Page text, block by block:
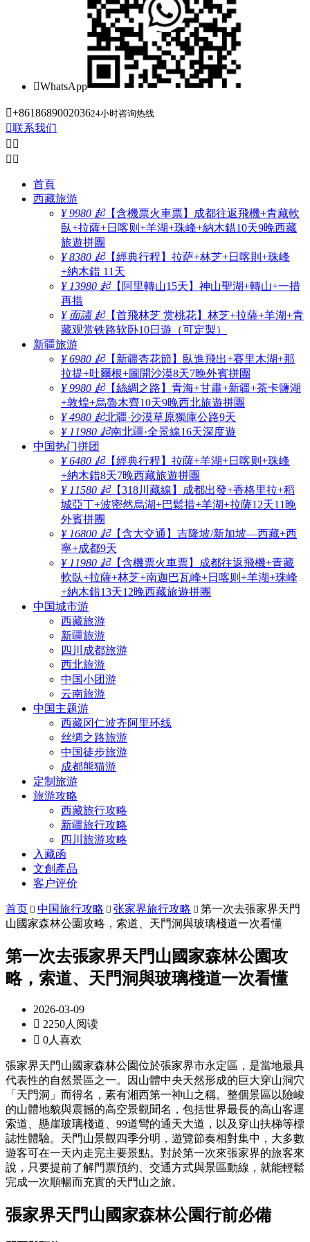
WhatsApp
+861868900203624小时咨询热线
联系我们
 
 
首頁
西藏旅游
¥ 9980 起【含機票火車票】成都往返飛機+青藏軟
臥+拉薩+日喀则+羊湖+珠峰+納木錯10天9晚西藏
旅遊拼團
¥ 8380 起【經典行程】拉萨+林芝+日喀則+珠峰
+納木錯 11天
¥ 13980 起【阿里轉山15天】神山聖湖+轉山+一措
再措
¥ 面議 起【首飛林芝 赏桃花】林芝+拉薩+羊湖+青
藏观赏铁路软卧10日遊（可定製）
新疆旅游
¥ 6980 起【新疆杏花節】臥進飛出+賽里木湖+那
拉提+吐爾根+圖開沙漠8天7晚外賓拼團
¥ 9980 起【絲綢之路】青海+甘肅+新疆+茶卡鹽湖
+敦煌+烏魯木齊10天9晚西北旅遊拼團
¥ 4980 起北疆·沙漠草原獨庫公路9天
¥ 11980 起南北疆·全景線16天深度遊
中国热门拼团
¥ 6480 起【經典行程】拉薩+羊湖+日喀则+珠峰
+納木錯8天7晚西藏旅遊拼團
¥ 11580 起【318川藏線】成都出發+香格里拉+稻
城亞丁+波密然烏湖+巴鬆措+羊湖+拉薩12天11晚
外賓拼團
¥ 16800 起【含大交通】吉隆坡/新加坡—西藏+西
寧+成都9天
¥ 11980 起【含機票火車票】成都往返飛機+青藏
軟臥+拉薩+林芝+南迦巴瓦峰+日喀则+羊湖+珠峰
+納木錯13天12晚西藏旅遊拼團
中国城市游
西藏旅游
新疆旅游
四川成都旅游
西北旅游
中国小团游
云南旅游
中国主题游
西藏冈仁波齐阿里环线
丝绸之路旅游
中国徒步旅游
成都熊猫游
定制旅游
旅游攻略
西藏旅行攻略
新疆旅行攻略
四川旅游攻略
入藏函
文創產品
客户评价
首页  中国旅行攻略  张家界旅行攻略  第一次去張家界天門
山國家森林公園攻略，索道、天門洞與玻璃棧道一次看懂
第一次去張家界天門山國家森林公園攻
略，索道、天門洞與玻璃棧道一次看懂
2026-03-09
 2250人阅读
 0人喜欢
張家界天門山國家森林公園位於張家界市永定區，是當地最具
代表性的自然景區之一。因山體中央天然形成的巨大穿山洞穴
「天門洞」而得名，素有湘西第一神山之稱。整個景區以險峻
的山體地貌與震撼的高空景觀聞名，包括世界最長的高山客運
索道、懸崖玻璃棧道、99道彎的通天大道，以及穿山扶梯等標
誌性體驗。天門山景觀四季分明，遊覽節奏相對集中，大多數
遊客可在一天內走完主要景點。對於第一次來張家界的旅客來
說，只要提前了解門票預約、交通方式與景區動線，就能輕鬆
完成一次順暢而充實的天門山之旅。
張家界天門山國家森林公園行前必備